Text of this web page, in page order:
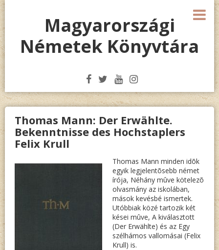
Magyarországi
Németek Könyvtára
Thomas Mann: Der Erwählte.
Bekenntnisse des Hochstaplers
Felix Krull
Thomas Mann minden idõk
egyik legjelentõsebb német
írója, Néhány mûve kötelezõ
olvasmány az iskolában,
mások kevésbé ismertek.
Utóbbiak közé tartozik két
kései mûve, A kiválasztott
(Der Erwählte) és az Egy
szélhámos vallomásai (Felix
Krull) is.